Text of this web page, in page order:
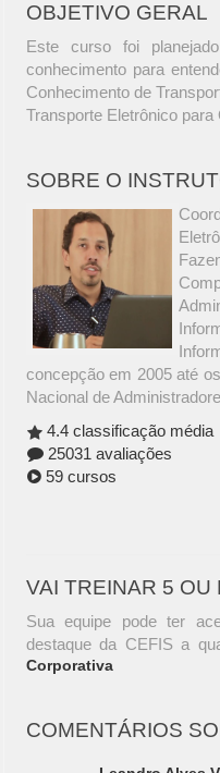
OBJETIVO GERAL
Este curso foi
conhecimento para
Conhecimento de
Transporte Eletrônico
SOBRE O
concepção em 2005 até
Nacional de
4.4 classificação média
25031 avaliações
59 cursos
VAI TREINAR 5 OU
Sua equipe pode ter
destaque da CEFIS a
Corporativa
COMENTÁRIOS